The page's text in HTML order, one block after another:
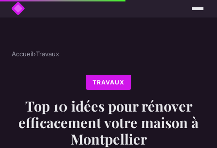
Accueil›Travaux
TRAVAUX
Top 10 idées pour rénover
efficacement votre maison à
Montpellier